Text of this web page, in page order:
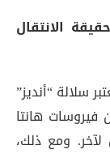
الانتقال
سلالة “أنديز”
فيروسات هانتا
ومع ذلك،